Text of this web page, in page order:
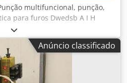
multifuncional, punção,
para furos Dwedsb A I H
296 566 -Dimensões:
180 kg
Anúncio classificado